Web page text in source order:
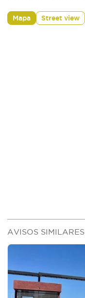
Mapa Street view
AVISOS SIMILARES